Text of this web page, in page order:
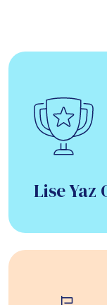
Lise Yaz